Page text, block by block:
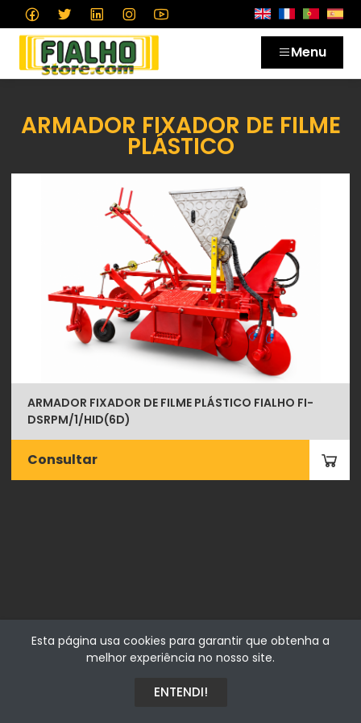
Menu
ARMADOR FIXADOR DE FILME
PLÁSTICO
ARMADOR FIXADOR DE FILME PLÁSTICO FIALHO FI-
DSRPM/1/HID(6D)
Consultar
Fialhostore
Fialho & Irmão,Lda. | Horta de Barreiros 7005-208 Évora -
Esta página usa cookies para garantir que obtenha a
melhor experiência no nosso site.
ENTENDI!